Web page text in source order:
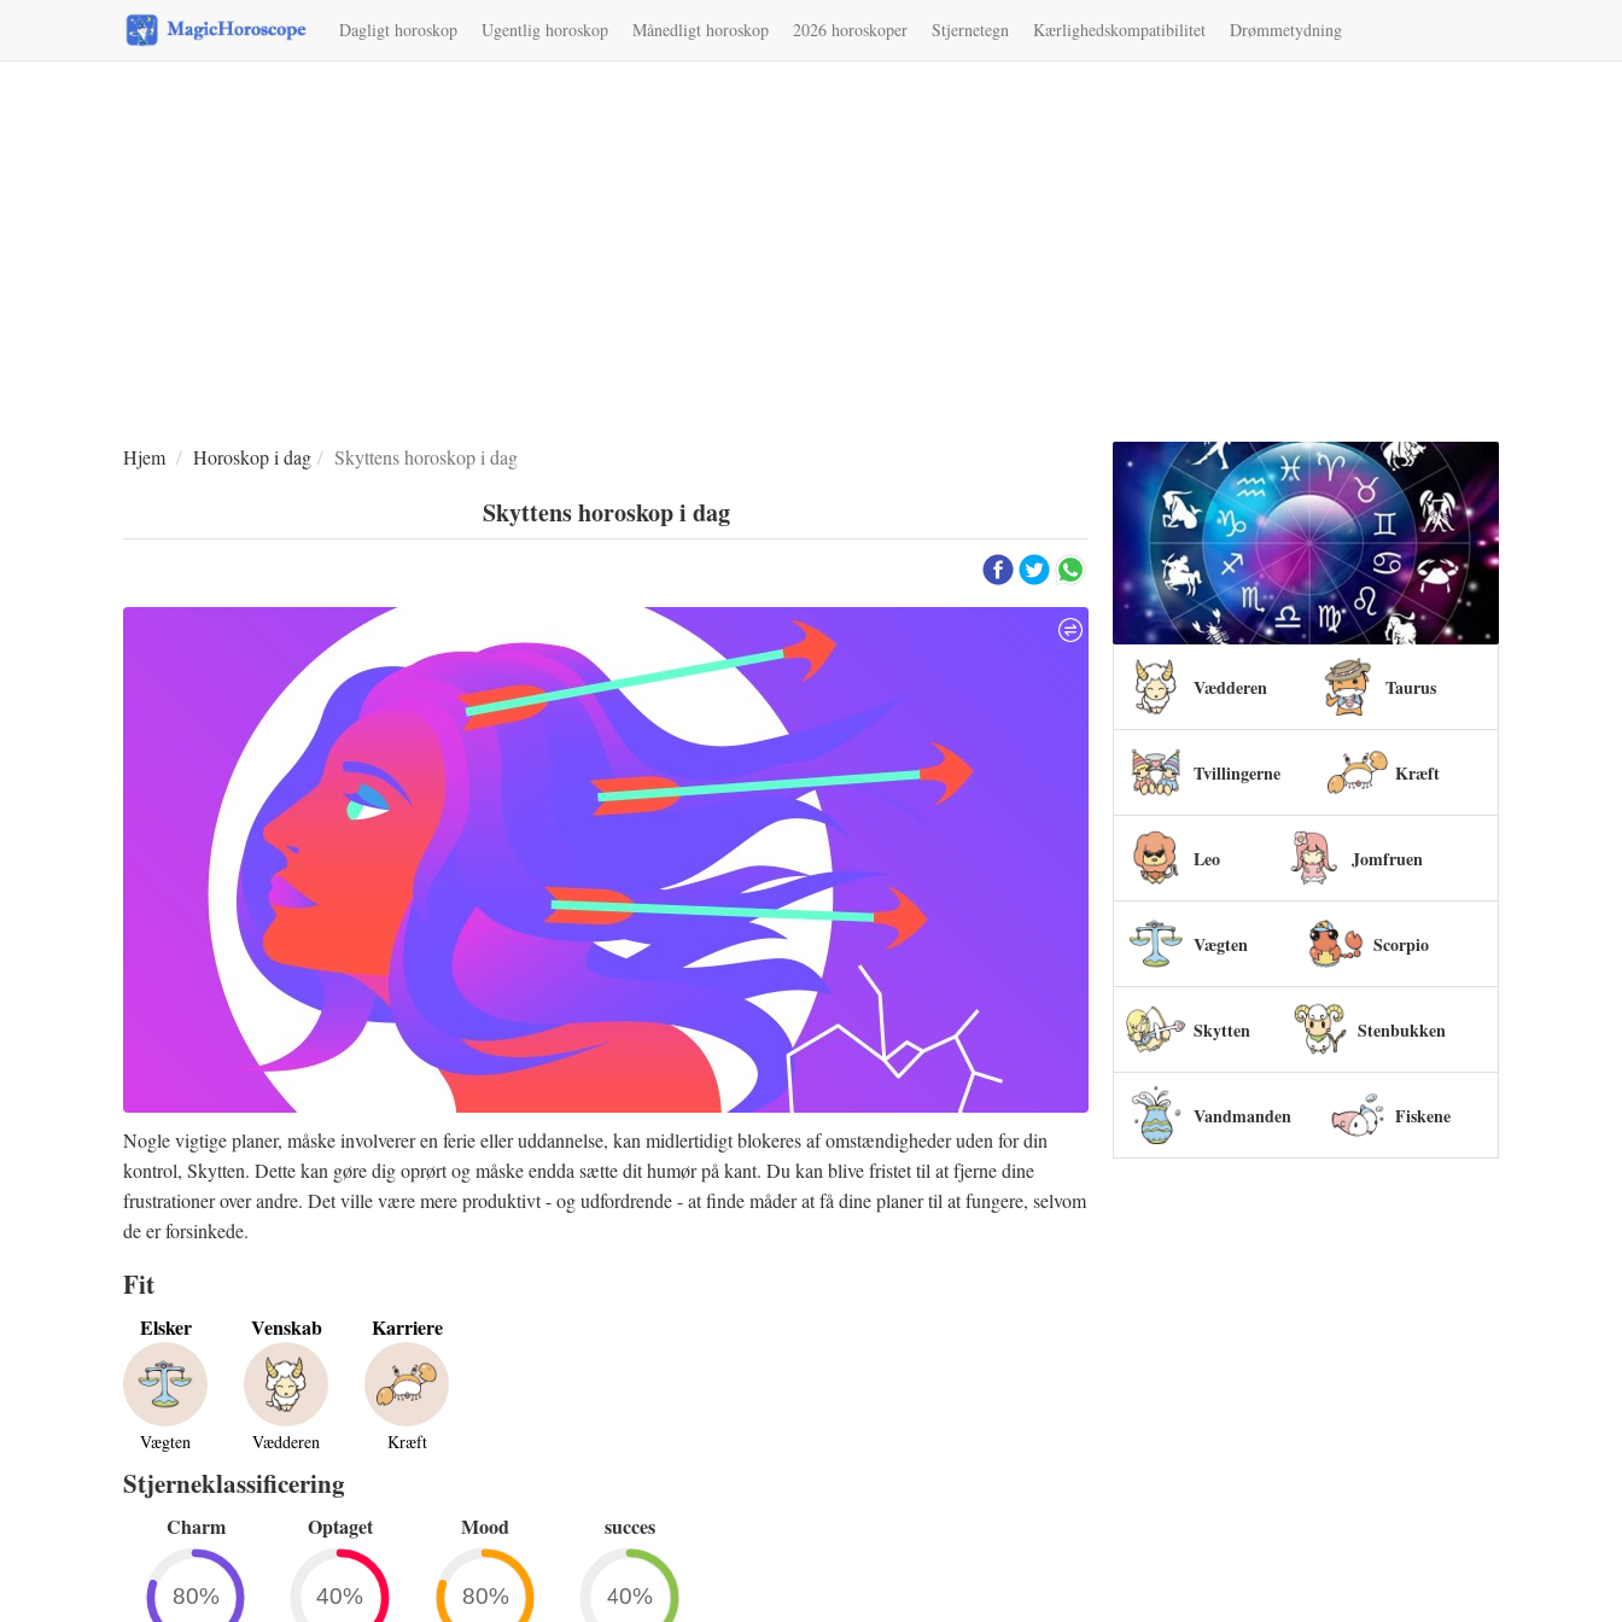
Dagligt horoskop Ugentlig horoskop Månedligt horoskop 2026 horoskoper Stjernetegn Kærlighedskompatibilitet Drømmetydning
Hjem Horoskop i dag Skyttens horoskop i dag
Skyttens horoskop i dag
Nogle vigtige planer, måske involverer en ferie eller uddannelse, kan midlertidigt blokeres af omstændigheder uden for din
kontrol, Skytten. Dette kan gøre dig oprørt og måske endda sætte dit humør på kant. Du kan blive fristet til at fjerne dine
frustrationer over andre. Det ville være mere produktivt - og udfordrende - at finde måder at få dine planer til at fungere, selvom
de er forsinkede.
Fit
Elsker
Vægten
Venskab
Vædderen
Karriere
Kræft
Stjerneklassificering
Charm
80%
Optaget
40%
Mood
80%
succes
40%
Vædderen Taurus
Tvillingerne Kræft
Leo Jomfruen
Vægten Scorpio
Skytten Stenbukken
Vandmanden Fiskene